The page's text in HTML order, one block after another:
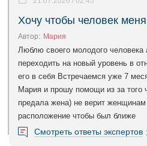
Хочу чтобы человек
Автор: Мария
Люблю своего молодого человека
переходить на новый уровень в
его в себя Встречаемся уже 7
Мария и прошу помощи из за того
предала жена) не верит женщинам
расположение чтобы был ближе
Смотреть ответы экспертов